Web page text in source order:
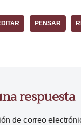
PENSAR
respuesta
de correo